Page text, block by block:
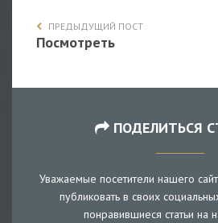
ПРЕДЫДУЩИЙ ПОСТ
Посмотреть
ПОДЕЛИТЬСЯ
Уважаемые посетители нашего
публиковать в своих
понравившиеся статьи на